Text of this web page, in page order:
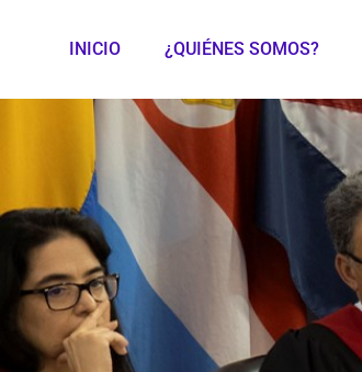
INICIO ¿QUIÉNES SOMOS?